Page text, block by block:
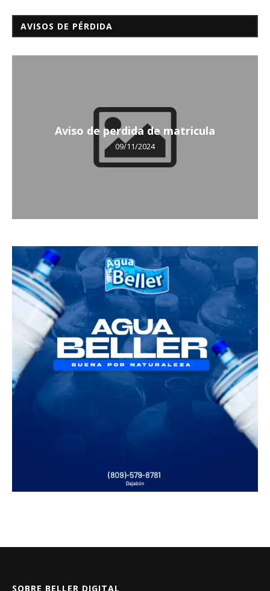
AVISOS DE PÉRDIDA
Aviso de perdida de matricula
09/11/2024
SOBRE BELLER DIGITAL